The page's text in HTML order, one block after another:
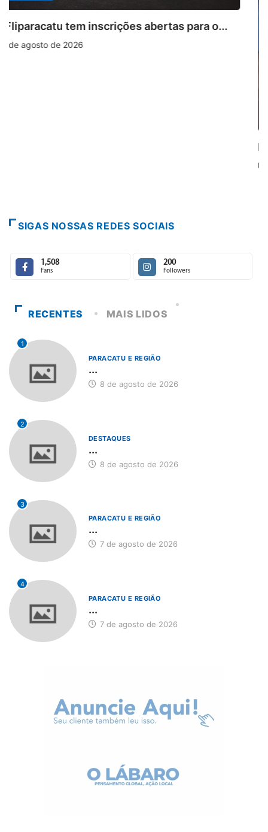
SIGAS NOSSAS REDES SOCIAIS
1,508
Fans
200
Followers
RECENTES MAIS LIDOS
1
PARACATU E REGIÃO
...
8 de agosto de 2026
2
DESTAQUES
...
8 de agosto de 2026
3
PARACATU E REGIÃO
...
7 de agosto de 2026
4
PARACATU E REGIÃO
...
7 de agosto de 2026